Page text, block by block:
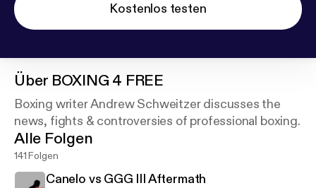
Kostenlos testen
Über BOXING 4 FREE
Boxing writer Andrew Schweitzer discusses the
news, fights & controversies of professional boxing.
Alle Folgen
141 Folgen
Canelo vs GGG III Aftermath